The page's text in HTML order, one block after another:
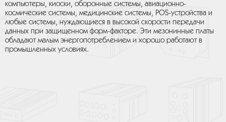
компьютеры, киоски, оборонные системы, авиационно-
космические системы, медицинские системы, POS-устройства и
любые системы, нуждающиеся в высокой скорости передачи
данных при защищенном форм-факторе. Эти мезонинные платы
обладают малым энергопотреблением и хорошо работают в
промышленных условиях.